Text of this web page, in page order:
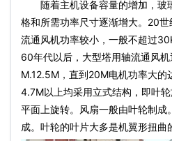
随着主机设备容量的增加，玻
格和所需功率尺寸逐渐增大。20
流通风机功率较小，一般不超过
60年代以后，大型塔用轴流通风
M.12.5M，直到20M电机功率大的
4.7M以上均采用立式结构，即叶
平面上旋转。风扇一般由叶轮制成
成。叶轮的叶片大多是机翼形扭曲